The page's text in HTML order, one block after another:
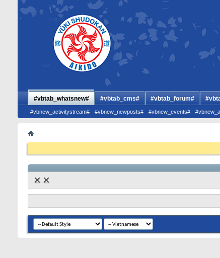
#vbtab_whatsnew#
#vbnew_activitystream# #vbnew_newposts# #vbnew_events#
#vbtab_cms# #vbtab_forum#